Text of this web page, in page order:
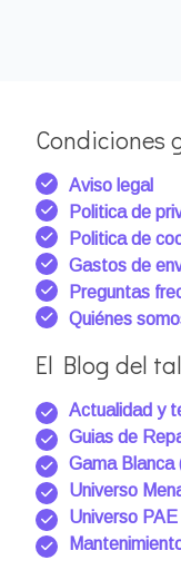
Condiciones
Aviso legal
Politica de
Politica de
Gastos de
Preguntas
Quiénes
El Blog del
Actualidad y
Guias de
Gama Blanca
Universo
Universo